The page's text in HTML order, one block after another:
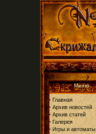
Меню
· Главная
· Архив новостей
· Архив статей
· Галерея
· Игры и автоматы